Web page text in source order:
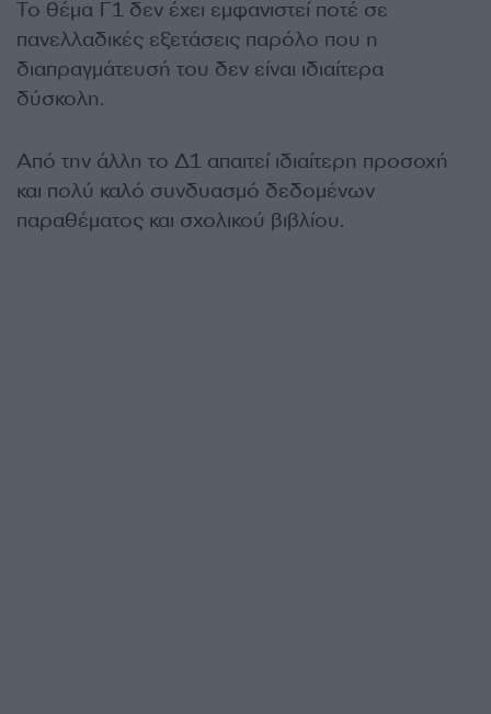
Το θέμα Γ1 δεν έχει εμφανιστεί ποτέ σε
πανελλαδικές εξετάσεις παρόλο που η
διαπραγμάτευσή του δεν είναι ιδιαίτερα
δύσκολη.
Από την άλλη το Δ1 απαιτεί ιδιαίτερη προσοχή
και πολύ καλό συνδυασμό δεδομένων
παραθέματος και σχολικού βιβλίου.